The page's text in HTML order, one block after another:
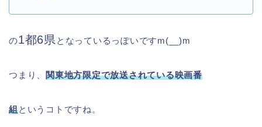
の1都6県 となっているっぽいですm(__)m
つまり、関東地方限定で放送されている映画番
組というコトですね。